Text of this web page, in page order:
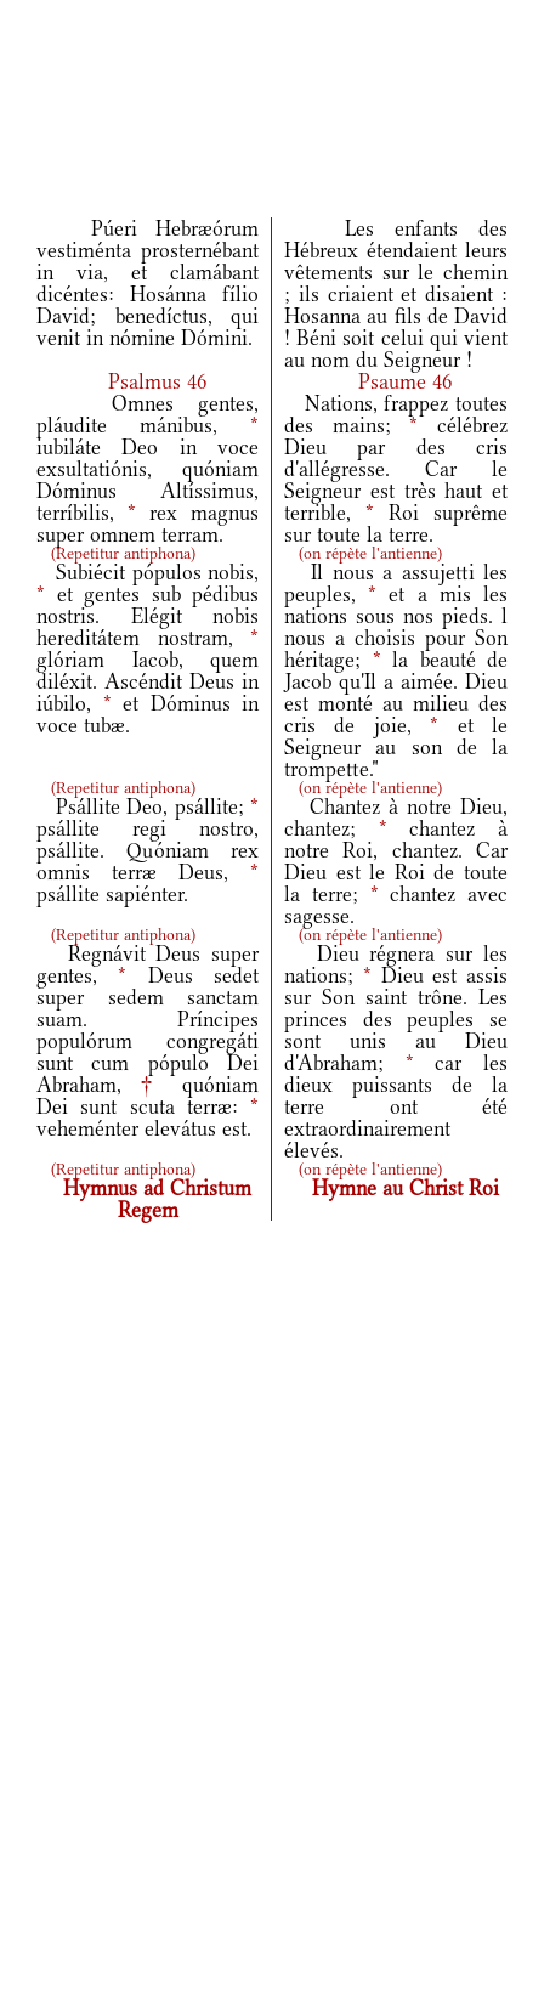
Púeri Hebræórum
vestiménta prosternébant
in via, et clamábant
dicéntes: Hosánna fílio
David; benedíctus, qui
venit in nómine Dómini.
Les enfants des
Hébreux étendaient leurs
vêtements sur le chemin
; ils criaient et disaient :
Hosanna au fils de David
! Béni soit celui qui vient
au nom du Seigneur !
Psalmus 46
Psaume 46
Omnes gentes,
pláudite mánibus, *
iubiláte Deo in voce
exsultatiónis, quóniam
Dóminus Altíssimus,
terríbilis, * rex magnus
super omnem terram.
Nations, frappez toutes
des mains;* célébrez
Dieu par des cris
d'allégresse. Car le
Seigneur est très haut et
terrible, * Roi suprême
sur toute la terre.
(Repetitur antiphona) (on répète l'antienne)
Subiécit pópulos nobis,
* et gentes sub pédibus
nostris. Elégit nobis
hereditátem nostram, *
glóriam Iacob, quem
diléxit. Ascéndit Deus in
iúbilo, * et Dóminus in
voce tubæ.
Il nous a assujetti les
peuples,* et a mis les
nations sous nos pieds. l
nous a choisis pour Son
héritage; * la beauté de
Jacob qu'Il a aimée. Dieu
est monté au milieu des
cris de joie,* et le
Seigneur au son de la
trompette."
(Repetitur antiphona) (on répète l'antienne)
Psállite Deo, psállite; *
psállite regi nostro,
psállite. Quóniam rex
omnis terræ Deus, *
psállite sapiénter.
Chantez à notre Dieu,
chantez; * chantez à
notre Roi, chantez. Car
Dieu est le Roi de toute
la terre; * chantez avec
sagesse.
(Repetitur antiphona) (on répète l'antienne)
Regnávit Deus super
gentes,* Deus sedet
super sedem sanctam
suam. Príncipes
populórum congregáti
sunt cum pópulo Dei
Abraham, †
quóniam
Dei sunt scuta terræ: *
veheménter elevátus est.
Dieu régnera sur les
nations; * Dieu est assis
sur Son saint trône. Les
princes des peuples se
sont unis au Dieu
d'Abraham; * car les
dieux puissants de la
terre ont été
extraordinairement
élevés.
(Repetitur antiphona) (on répète l'antienne)
Hymnus ad Christum
Regem
Hymne au Christ Roi